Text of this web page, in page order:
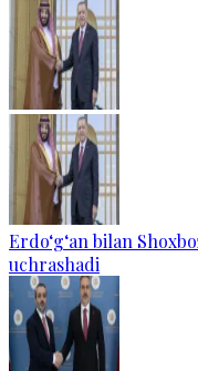
Erdo‘g‘an bilan
uchrashadi